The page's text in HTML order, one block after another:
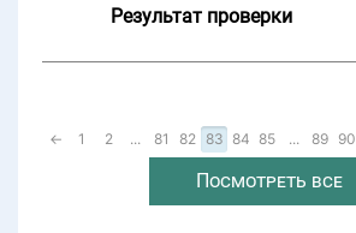
Результат проверки
← 1 2 ... 81 82 83 84 85 ... 89 90
Посмотреть все